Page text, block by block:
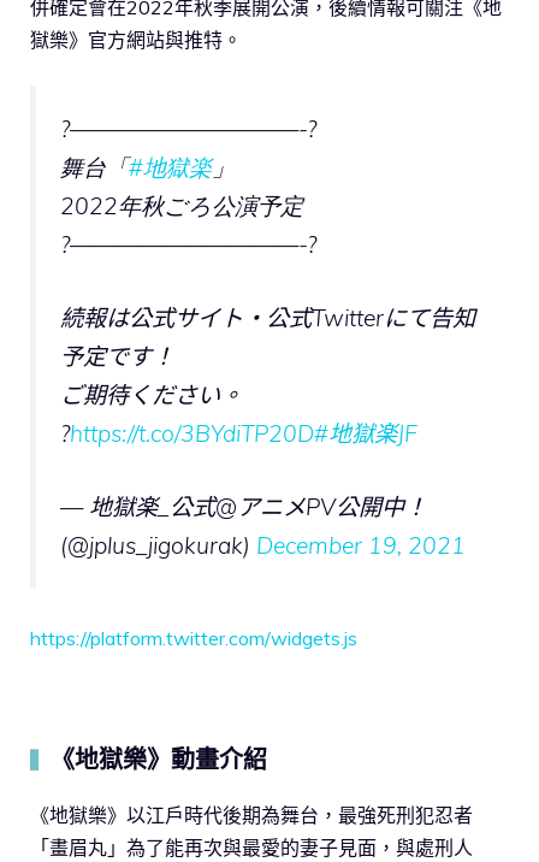
併確定會在2022年秋季展開公演，後續情報可關注《地
獄樂》官方網站與推特。
?——————————-?
舞台「#地獄楽」
2022年秋ごろ公演予定
?——————————-?
続報は公式サイト・公式Twitterにて告知
予定です！
ご期待ください。
?https://t.co/3BYdiTP20D#地獄楽JF
— 地獄楽_公式@アニメPV公開中！
(@jplus_jigokurak) December 19, 2021
https://platform.twitter.com/widgets.js
《地獄樂》動畫介紹
《地獄樂》以江戶時代後期為舞台，最強死刑犯忍者
「畫眉丸」為了能再次與最愛的妻子見面，與處刑人